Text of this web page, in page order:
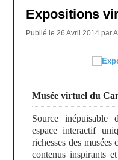
Expositions
Publié le 26 Avril 2014 par
Musée virtuel du
Source inépuisable
espace interactif
richesses des musées
contenus inspirants